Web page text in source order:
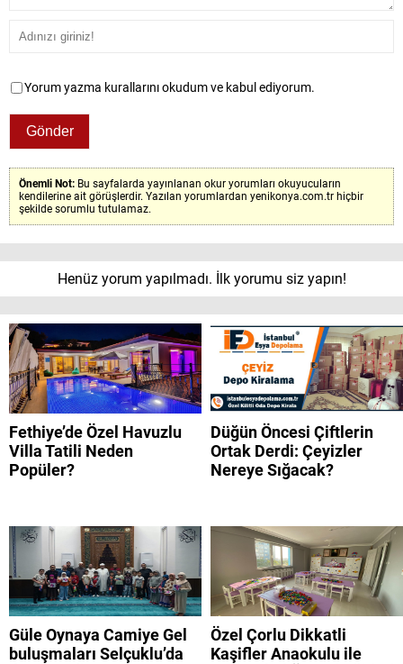
Yorum yazma kurallarını okudum ve kabul ediyorum.
Önemli Not: Bu sayfalarda yayınlanan okur yorumları okuyucuların
kendilerine ait görüşlerdir. Yazılan yorumlardan yenikonya.com.tr hiçbir
şekilde sorumlu tutulamaz.
Henüz yorum yapılmadı. İlk yorumu siz yapın!
Fethiye’de Özel Havuzlu
Villa Tatili Neden
Popüler?
Düğün Öncesi Çiftlerin
Ortak Derdi: Çeyizler
Nereye Sığacak?
Güle Oynaya Camiye Gel
buluşmaları Selçuklu’da
Özel Çorlu Dikkatli
Kaşifler Anaokulu ile